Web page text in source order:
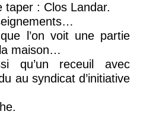
taper : Clos Landar.
l’on voit une partie
maison…
qu’un receuil avec
au syndicat d’initiative